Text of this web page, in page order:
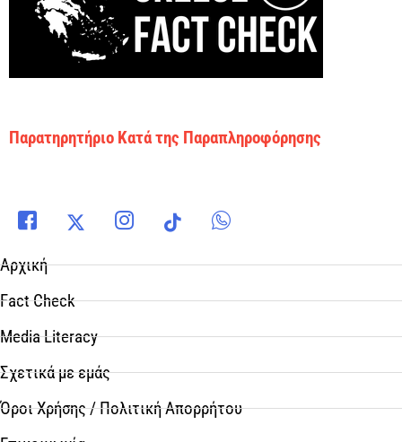
Παρατηρητήριο Κατά της Παραπληροφόρησης
Αρχική
Fact Check
Media Literacy
Σχετικά με εμάς
Όροι Χρήσης / Πολιτική Απορρήτου